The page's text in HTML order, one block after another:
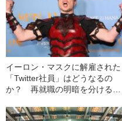
イーロン・マスクに解雇された
「Twitter社員」はどうなるの
か？ 再就職の明暗を分けるの